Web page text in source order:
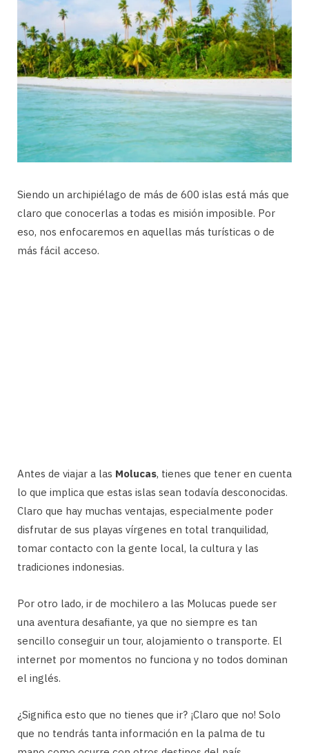
Siendo un archipiélago de más de 600 islas está más que
claro que conocerlas a todas es misión imposible. Por
eso, nos enfocaremos en aquellas más turísticas o de
más fácil acceso.
Antes de viajar a las Molucas, tienes que tener en cuenta
lo que implica que estas islas sean todavía desconocidas.
Claro que hay muchas ventajas, especialmente poder
disfrutar de sus playas vírgenes en total tranquilidad,
tomar contacto con la gente local, la cultura y las
tradiciones indonesias.
Por otro lado, ir de mochilero a las Molucas puede ser
una aventura desafiante, ya que no siempre es tan
sencillo conseguir un tour, alojamiento o transporte. El
internet por momentos no funciona y no todos dominan
el inglés.
¿Significa esto que no tienes que ir? ¡Claro que no! Solo
que no tendrás tanta información en la palma de tu